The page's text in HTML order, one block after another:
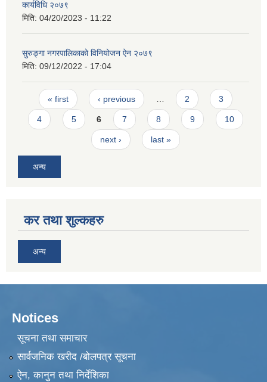
कार्यविधि २०७९
मिति: 04/20/2023 - 11:22
सुरुङ्गा नगरपालिकाको विनियोजन ऐन २०७९
मिति: 09/12/2022 - 17:04
Pages
« first ‹ previous 2 3
4 5 6 7 8 9 10
next › last »
अन्य
कर तथा शुल्कहरु
अन्य
Notices
सूचना तथा समाचार
सार्वजनिक खरीद /बोलपत्र सूचना
ऐन, कानुन तथा निर्देशिका